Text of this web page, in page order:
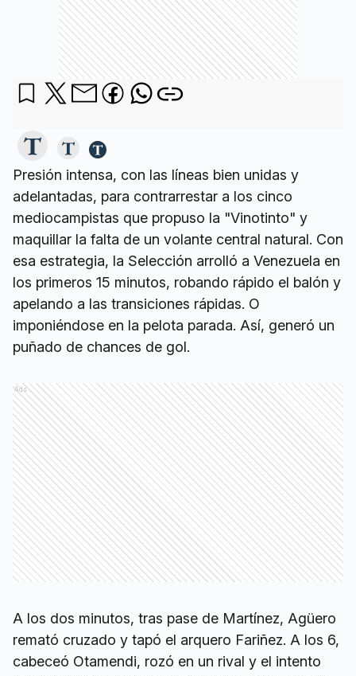
Presión intensa, con las líneas bien unidas y
adelantadas, para contrarrestar a los cinco
mediocampistas que propuso la "Vinotinto" y
maquillar la falta de un volante central natural. Con
esa estrategia, la Selección arrolló a Venezuela en
los primeros 15 minutos, robando rápido el balón y
apelando a las transiciones rápidas. O
imponiéndose en la pelota parada. Así, generó un
puñado de chances de gol.
Ads
A los dos minutos, tras pase de Martínez, Agüero
remató cruzado y tapó el arquero Fariñez. A los 6,
cabeceó Otamendi, rozó en un rival y el intento